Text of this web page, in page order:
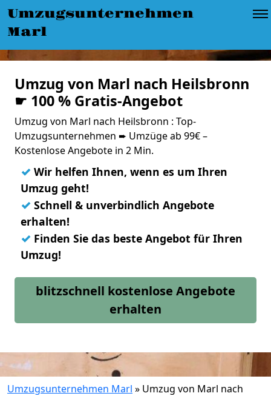
Umzugsunternehmen
Marl
Umzug von Marl nach Heilsbronn
☛ 100 % Gratis-Angebot
Umzug von Marl nach Heilsbronn : Top-
Umzugsunternehmen ➨ Umzüge ab 99€ –
Kostenlose Angebote in 2 Min.
✓ Wir helfen Ihnen, wenn es um Ihren
Umzug geht!
✓ Schnell & unverbindlich Angebote
erhalten!
✓ Finden Sie das beste Angebot für Ihren
Umzug!
blitzschnell kostenlose Angebote
erhalten
Umzugsunternehmen Marl » Umzug von Marl nach